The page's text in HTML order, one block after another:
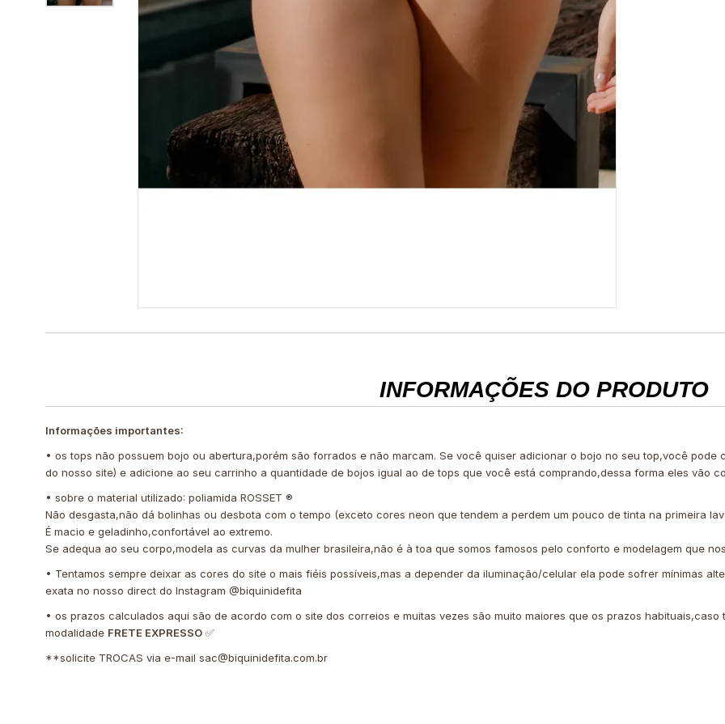
INFORMAÇÕES DO PRODUTO
Informações importantes:
• os tops não possuem bojo ou abertura,porém são forrados e não marcam. Se você quiser adicionar o bojo no seu top,você
do nosso site) e adicione ao seu carrinho a quantidade de bojos igual ao de tops que você está comprando,dessa forma eles vão
• sobre o material utilizado: poliamida ROSSET ®️
Não desgasta,não dá bolinhas ou desbota com o tempo (exceto cores neon que tendem a perdem um pouco de tinta na primeira
É macio e geladinho,confortável ao extremo.
Se adequa ao seu corpo,modela as curvas da mulher brasileira,não é à toa que somos famosos pelo conforto e modelagem que
• Tentamos sempre deixar as cores do site o mais fiéis possíveis,mas a depender da iluminação/celular ela pode sofrer mínimas
exata no nosso direct do Instagram @biquinidefita
• os prazos calculados aqui são de acordo com o site dos correios e muitas vezes são muito maiores que os prazos
modalidade FRETE EXPRESSO ✅
**solicite TROCAS via e-mail sac@biquinidefita.com.br